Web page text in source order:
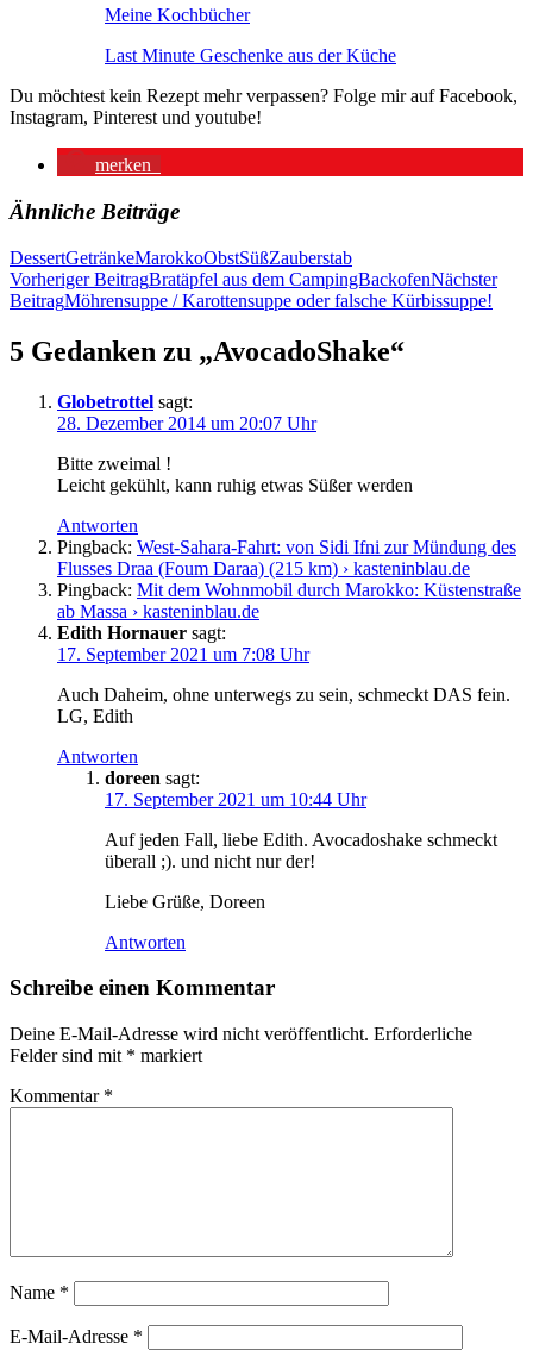
Meine Kochbücher
Last Minute Geschenke aus der Küche
Du möchtest kein Rezept mehr verpassen? Folge mir auf Facebook,
Instagram, Pinterest und youtube!
merken
Ähnliche Beiträge
DessertGetränkeMarokkoObstSüßZauberstab
Beitragsnavigation
Vorheriger BeitragBratäpfel aus dem CampingBackofenNächster
BeitragMöhrensuppe / Karottensuppe oder falsche Kürbissuppe!
5 Gedanken zu „AvocadoShake“
Globetrottel sagt:
28. Dezember 2014 um 20:07 Uhr
Bitte zweimal !
Leicht gekühlt, kann ruhig etwas Süßer werden
Antworten
Pingback: West-Sahara-Fahrt: von Sidi Ifni zur Mündung des
Flusses Draa (Foum Daraa) (215 km) › kasteninblau.de
Pingback: Mit dem Wohnmobil durch Marokko: Küstenstraße
ab Massa › kasteninblau.de
Edith Hornauer sagt:
17. September 2021 um 7:08 Uhr
Auch Daheim, ohne unterwegs zu sein, schmeckt DAS fein.
LG, Edith
Antworten
doreen sagt:
17. September 2021 um 10:44 Uhr
Auf jeden Fall, liebe Edith. Avocadoshake schmeckt
überall ;). und nicht nur der!
Liebe Grüße, Doreen
Antworten
Schreibe einen Kommentar
Deine E-Mail-Adresse wird nicht veröffentlicht. Erforderliche
Felder sind mit * markiert
Kommentar *
Name *
E-Mail-Adresse *